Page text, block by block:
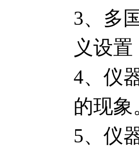
3、多
义设
4、仪
的现象
5、仪